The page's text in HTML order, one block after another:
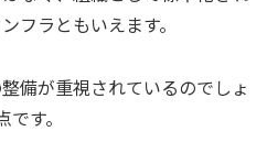
フラともいえます。
備が重視されているのでしょ
す。